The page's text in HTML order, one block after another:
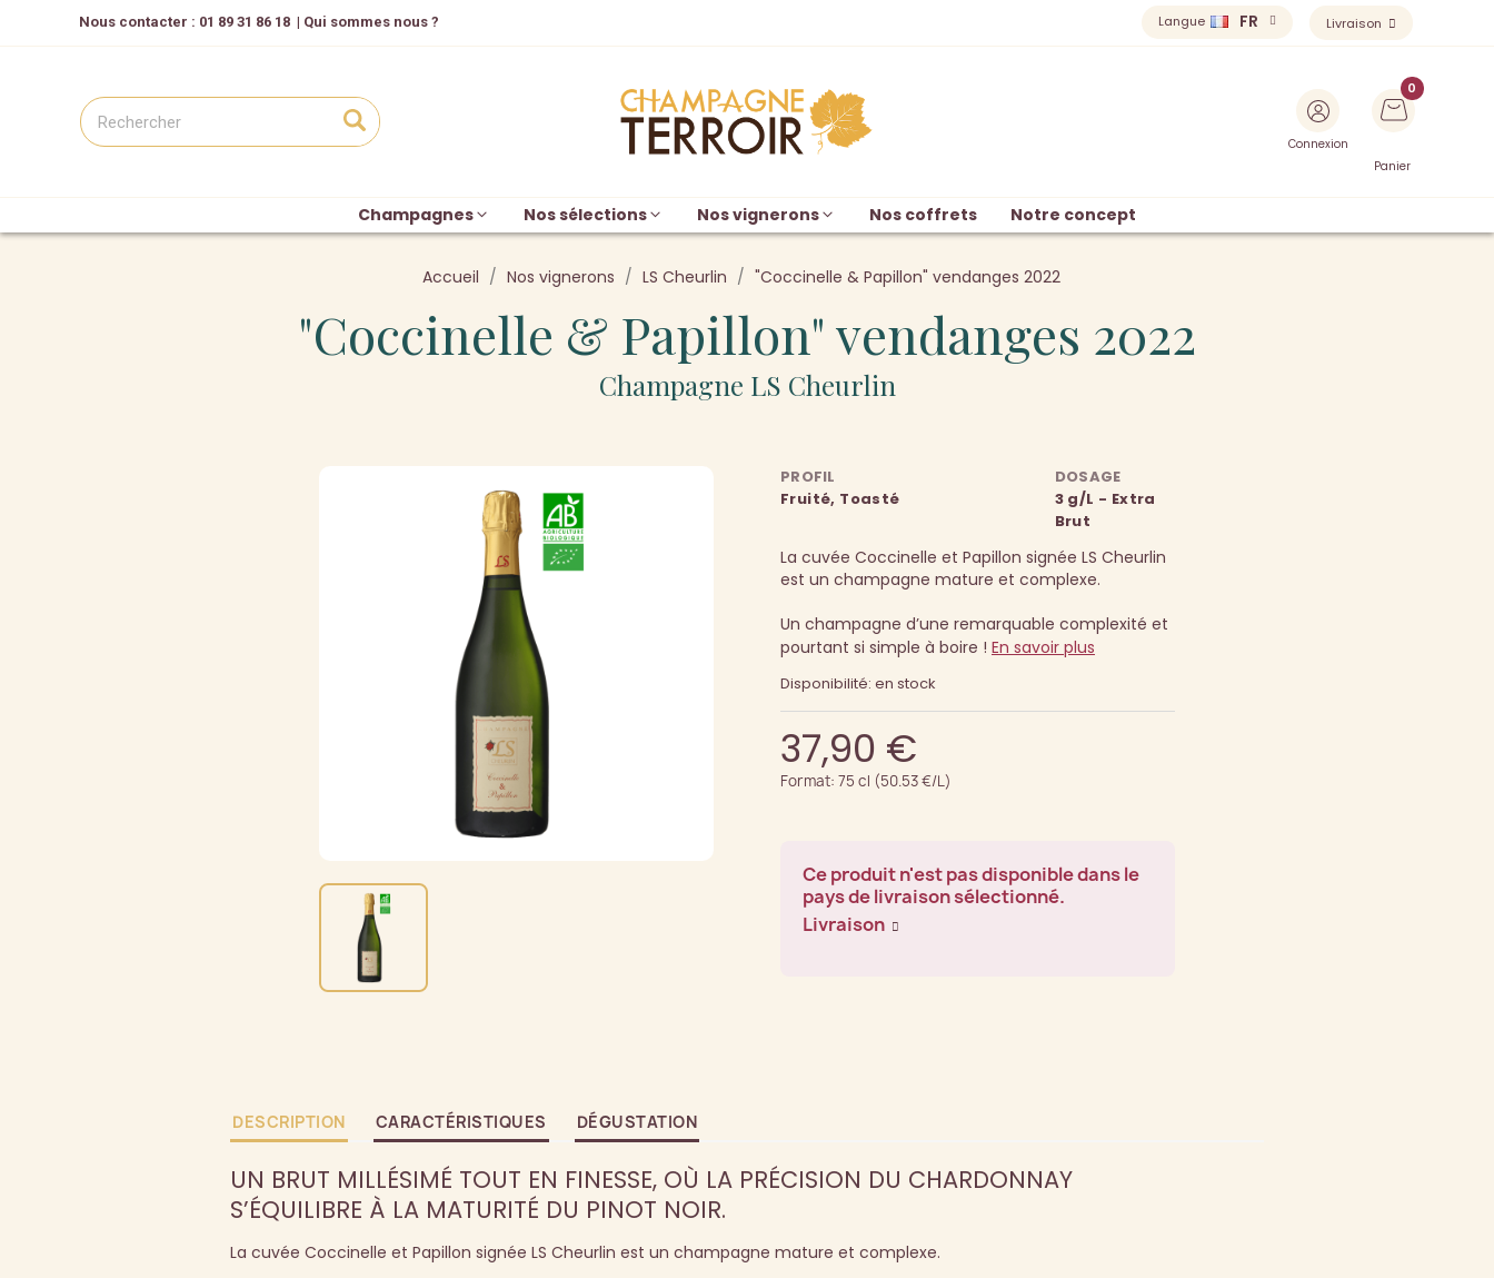
Nous contacter : 01 89 31 86 18 | Qui sommes nous ? Langue FR Livraison
Connexion
Panier
Champagnes Nos sélections Nos vignerons Nos coffrets Notre concept
Accueil Nos vignerons LS Cheurlin "Coccinelle & Papillon" vendanges 2022
"Coccinelle & Papillon" vendanges 2022
Champagne LS Cheurlin
PROFIL
Fruité, Toasté
DOSAGE
3 g/L - Extra
Brut
La cuvée Coccinelle et Papillon signée LS Cheurlin
est un champagne mature et complexe.
Un champagne d’une remarquable complexité et
pourtant si simple à boire ! En savoir plus
Disponibilité: en stock
37,90 €
Format: 75 cl (50.53 €/L)
Ce produit n'est pas disponible dans le
pays de livraison sélectionné.
Livraison
DESCRIPTION CARACTÉRISTIQUES DÉGUSTATION
UN BRUT MILLÉSIMÉ TOUT EN FINESSE, OÙ LA PRÉCISION DU CHARDONNAY
S’ÉQUILIBRE À LA MATURITÉ DU PINOT NOIR.
La cuvée Coccinelle et Papillon signée LS Cheurlin est un champagne mature et complexe.